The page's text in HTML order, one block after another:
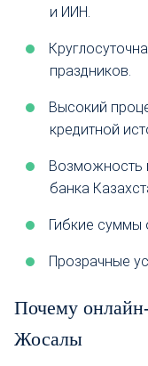
и ИИН.
праздников.
Высокий
кредитной
Возможность
банка
Гибкие суммы
Прозрачные
Почему
Жосалы